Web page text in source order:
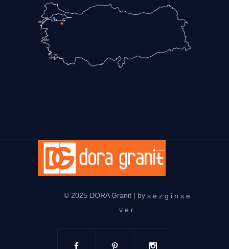
© 2025 DORA Granit | by s e z g i n s e
v e r.